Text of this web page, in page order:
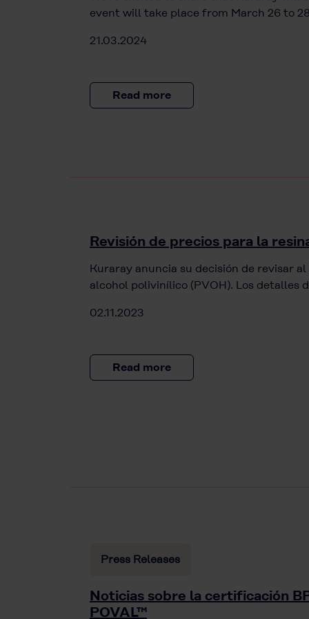
event will take place from March 26 to
21.03.2024
Read more
Revisión de precios para la
Kuraray anuncia su decisión de revisar
alcohol polivinílico (PVOH). Los detalles
02.11.2023
Read more
Press Releases
Noticias sobre la certificación
POVAL™